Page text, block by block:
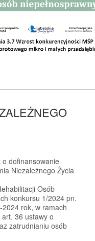
o dofinansowanie
Niezależnego Życia
Osób
konkursu 1/2024 pn.
rok, w ramach
36 ustawy o
zatrudnianiu osób